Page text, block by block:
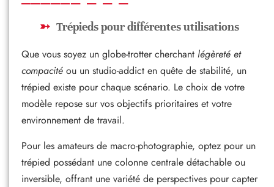
Trépieds pour différentes utilisations
Que vous soyez un globe-trotter cherchant légèreté et
compacité ou un studio-addict en quête de stabilité, un
trépied existe pour chaque scénario. Le choix de votre
modèle repose sur vos objectifs prioritaires et votre
environnement de travail.
Pour les amateurs de macro-photographie, optez pour un
trépied possédant une colonne centrale détachable ou
inversible, offrant une variété de perspectives pour capter